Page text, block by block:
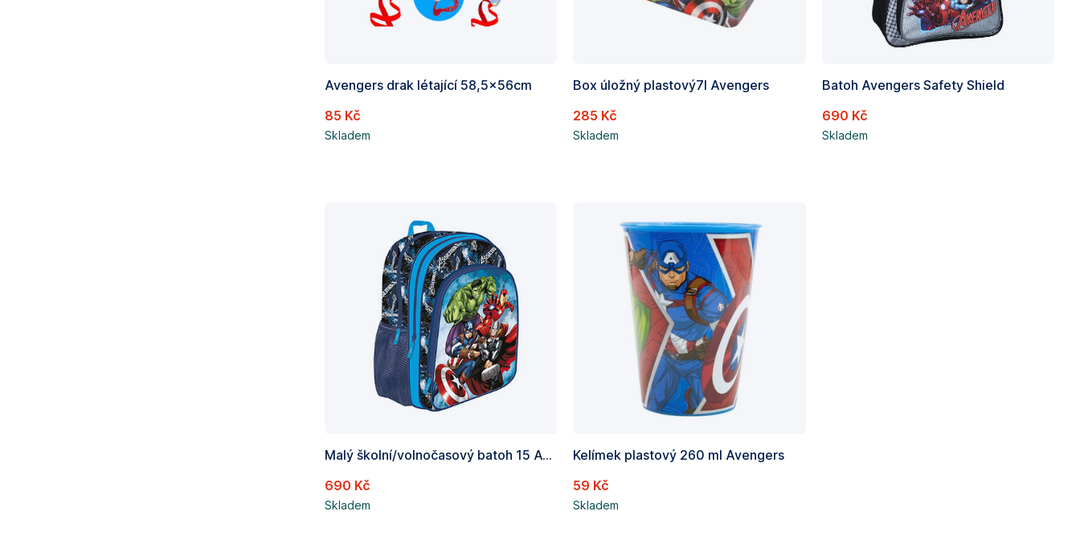
Avengers drak létající 58,5x56cm
85 Kč
Skladem
Box úložný plastový7l Avengers
285 Kč
Skladem
Batoh Avengers Safety Shield
690 Kč
Skladem
Malý školní/volnočasový batoh 15 Avengers, Rozměry: 38 x 30 x 18 cm
690 Kč
Skladem
Kelímek plastový 260 ml Avengers
59 Kč
Skladem